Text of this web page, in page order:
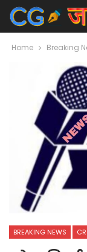
Home Breaking
BREAKING NEWS